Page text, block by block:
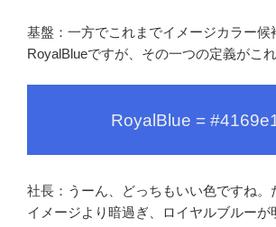
基盤：一方でこれまでイメージカラー候
RoyalBlueですが、その一つの定義がこれ
RoyalBlue =
社長：うーん、どっちもいい色ですね。
イメージより暗過ぎ、ロイヤルブルーが